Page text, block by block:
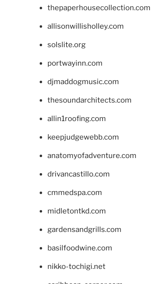
thepaperhousecollection.com
allisonwillisholley.com
solslite.org
portwayinn.com
djmaddogmusic.com
thesoundarchitects.com
allin1roofing.com
keepjudgewebb.com
anatomyofadventure.com
drivancastillo.com
cmmedspa.com
midletontkd.com
gardensandgrills.com
basilfoodwine.com
nikko-tochigi.net